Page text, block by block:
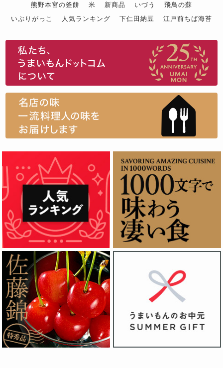
熊野本宮の釜餅 米 新商品 いづう
飛鳥の蘇
いぶりがっこ
人気ランキング 下仁田納豆
江戸前ちば海苔